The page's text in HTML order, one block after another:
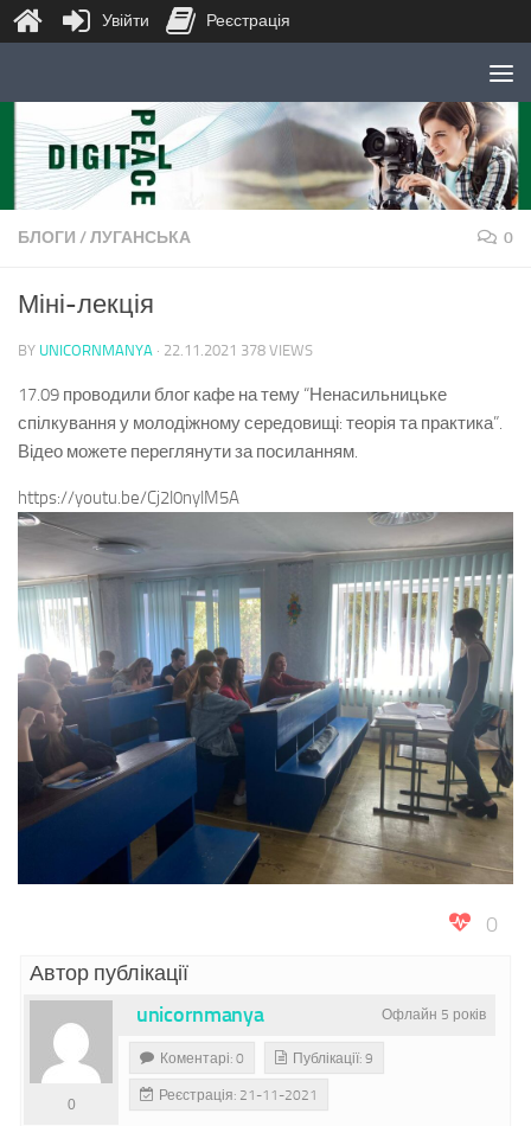
Skip to content
БЛОГИ /ЛУГАНСЬКА 0
Міні-лекція
BY UNICORNMANYA · 22.11.2021 378 VIEWS
17.09 проводили блог кафе на тему “Ненасильницьке
спілкування у молодіжному середовищі: теорія та практика”.
Відео можете переглянути за посиланням.
https://youtu.be/Cj2l0nylM5A
0
Автор публікації
Офлайн 5 років
unicornmanya
0
Коментарі: 0 Публікації: 9
Реєстрація: 21-11-2021
Увійти Реєстрація